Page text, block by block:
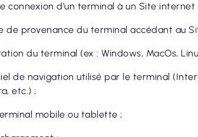
connexion d’un terminal à un Site internet
de provenance du terminal accédant au
du terminal (ex : Windows, MacOs,
de navigation utilisé par le terminal
etc.) ;
mobile ou tablette ;